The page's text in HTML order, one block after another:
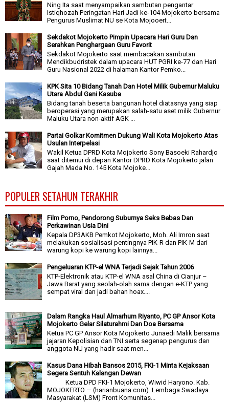
Ning Ita saat menyampaikan sambutan pengantar
Istiqhozah Peringatan Hari Jadi ke-104 Mojokerto bersama
Pengurus Muslimat NU se Kota Mojooert...
Sekdakot Mojokerto Pimpin Upacara Hari Guru Dan
Serahkan Penghargaan Guru Favorit
Sekdakot Mojokerto saat membacakan sambutan
Mendikbudristek dalam upacara HUT PGRI ke-77 dan Hari
Guru Nasional 2022 di halaman Kantor Pemko...
KPK Sita 10 Bidang Tanah Dan Hotel Milik Gubernur Maluku
Utara Abdul Gani Kasuba
Bidang tanah beserta bangunan hotel diatasnya yang siap
beroperasi yang merupakan salah-satu aset milik Gubernur
Maluku Utara non-aktif AGK ...
Partai Golkar Komitmen Dukung Wali Kota Mojokerto Atas
Usulan Interpelasi
Wakil Ketua DPRD Kota Mojokerto Sony Basoeki Rahardjo
saat ditemui di depan Kantor DPRD Kota Mojokerto jalan
Gajah Mada No. 145 Kota Mojoke...
POPULER SETAHUN TERAKHIR
Film Porno, Pendorong Suburnya Seks Bebas Dan
Perkawinan Usia Dini
Kepala DP3AKB Pemkot Mojokerto, Moh. Ali Imron saat
melakukan sosialisasi pentingnya PIK-R dan PIK-M dari
warung kopi ke warung kopi lainnya...
Pengeluaran KTP-el WNA Terjadi Sejak Tahun 2006
KTP-Elektronik atau KTP-el WNA asal China di Cianjur –
Jawa Barat yang seolah-olah sama dengan e-KTP yang
sempat viral dan jadi bahan hoax....
Dalam Rangka Haul Almarhum Riyanto, PC GP Ansor Kota
Mojokerto Gelar Silaturahmi Dan Doa Bersama
Ketua PC GP Ansor Kota Mojokerto Junaedi Malik bersama
jajaran Kepolisian dan TNI serta segenap pengurus dan
anggota NU yang hadir saat men...
Kasus Dana Hibah Bansos 2015, FKI-1 Minta Kejaksaan
Segera Sentuh Kalangan Dewan
Ketua DPD FKI-1 Mojokerto, Wiwid Haryono. Kab.
MOJOKERTO — (harianbuana.com). Lembaga Swadaya
Masyarakat (LSM) Front Komunitas...